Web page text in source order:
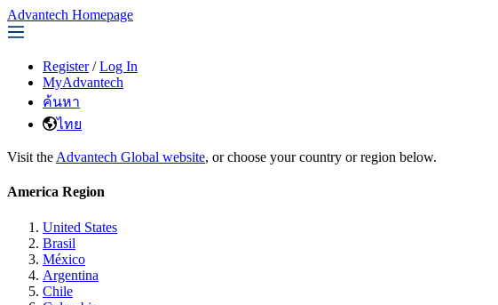
Advantech Homepage
Register / Log In
MyAdvantech
ค้นหา
ไทย
Visit the Advantech Global website, or choose your country or region below.
America Region
United States
Brasil
México
Argentina
Chile